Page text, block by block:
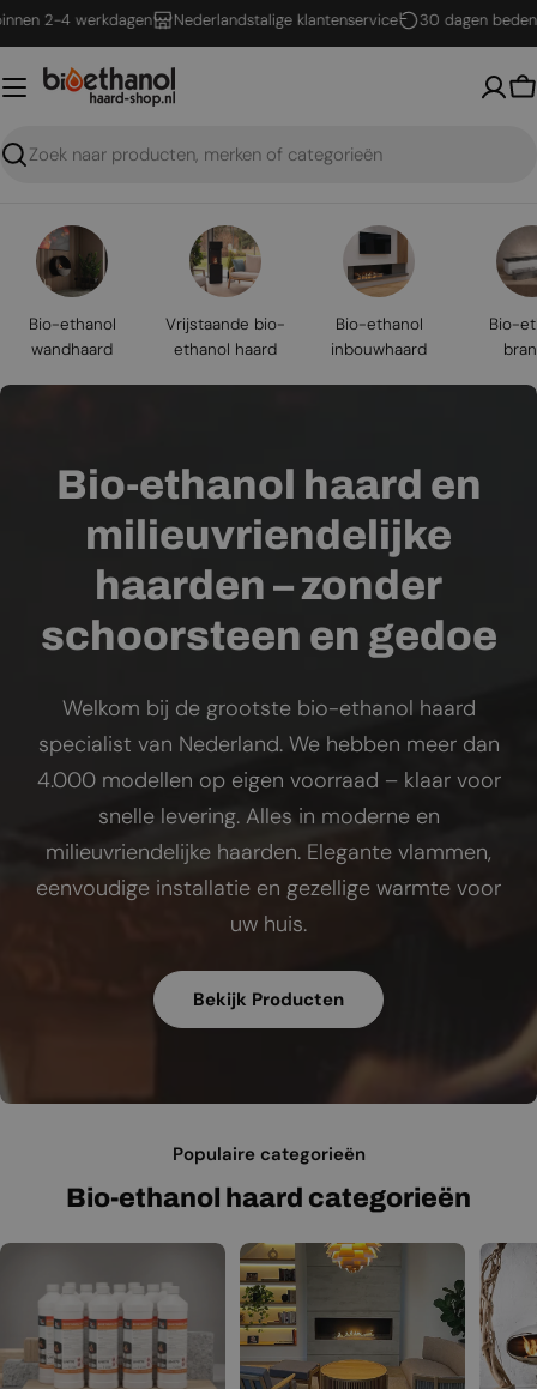
Ga
naar
inhoud
4 werkdagen Nederlandstalige klantenservice 30 dagen bedenktijd
Zoeken
Bio-ethanol
wandhaard
Vrijstaande bio-
ethanol haard
Bio-ethanol
inbouwhaard
Bio-
Bio-ethanol haard en
milieuvriendelijke
haarden – zonder
schoorsteen en gedoe
Welkom bij de grootste bio-ethanol haard
specialist van Nederland. We hebben meer dan
4.000 modellen op eigen voorraad – klaar voor
snelle levering. Alles in moderne en
milieuvriendelijke haarden. Elegante vlammen,
eenvoudige installatie en gezellige warmte voor
uw huis.
Bekijk Producten
Populaire categorieën
Bio-ethanol haard categorieën